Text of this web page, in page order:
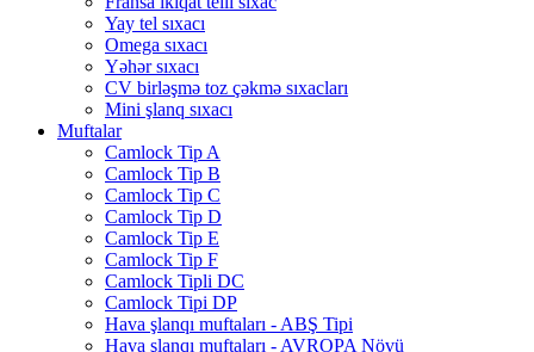
Yay tel sıxacı
Omega sıxacı
Yəhər sıxacı
CV birləşmə toz çəkmə sıxacları
Mini şlanq sıxacı
Muftalar
Camlock Tip A
Camlock Tip B
Camlock Tip C
Camlock Tip D
Camlock Tip E
Camlock Tip F
Camlock Tipli DC
Camlock Tipi DP
Hava şlanqı muftaları - ABŞ Tipi
Hava şlanqı muftaları - AVROPA Növü